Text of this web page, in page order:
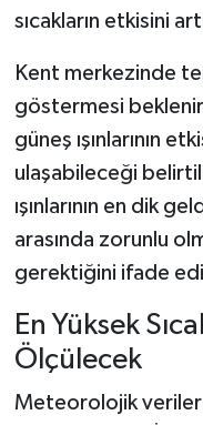
sıcakların etkisini
Kent merkezinde
göstermesi
güneş ışınlarının
ulaşabileceği
ışınlarının en dik
arasında zorunlu
gerektiğini ifade
En Yüksek
Ölçülecek
Meteorolojik